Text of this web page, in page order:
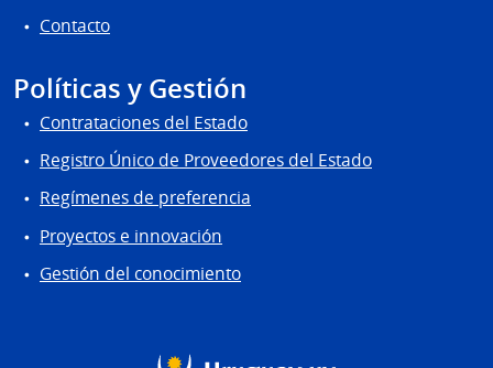
Contacto
Políticas y Gestión
Contrataciones del Estado
Registro Único de Proveedores del Estado
Regímenes de preferencia
Proyectos e innovación
Gestión del conocimiento